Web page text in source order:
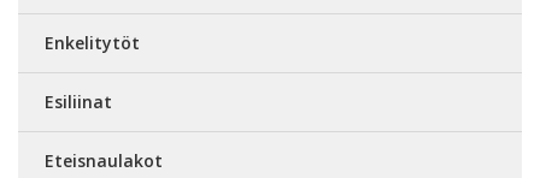
Enkelitytöt
Esiliinat
Eteisnaulakot